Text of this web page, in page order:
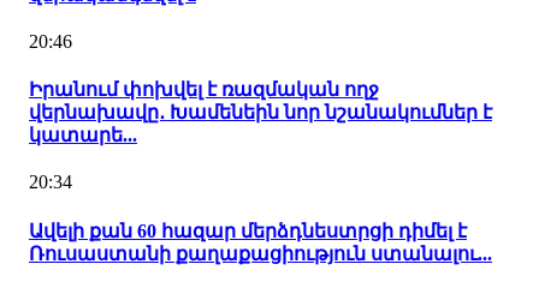
20:46
Իրանում փոխվել է ռազմական ողջ
վերնախավը․ Խամենեին նոր նշանակումներ է
կատարե...
20:34
Ավելի քան 60 հազար մերձդնեստրցի դիմել է
Ռուսաստանի քաղաքացիություն ստանալու...